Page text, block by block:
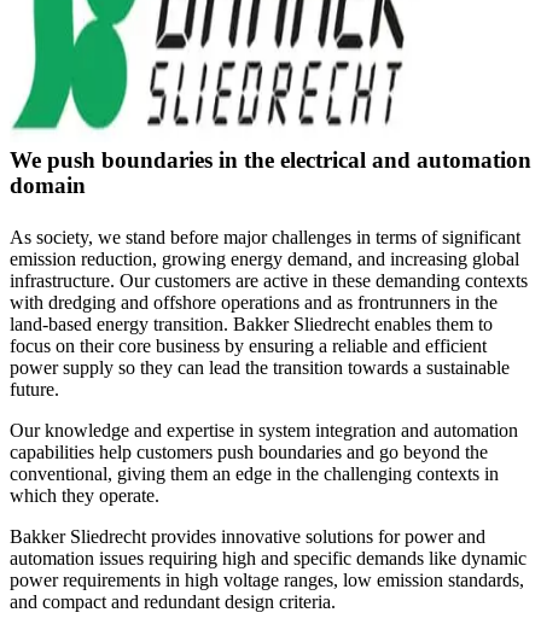
We push boundaries in the electrical and automation
domain
As society, we stand before major challenges in terms of significant
emission reduction, growing energy demand, and increasing global
infrastructure. Our customers are active in these demanding contexts
with dredging and offshore operations and as frontrunners in the
land-based energy transition. Bakker Sliedrecht enables them to
focus on their core business by ensuring a reliable and efficient
power supply so they can lead the transition towards a sustainable
future.
Our knowledge and expertise in system integration and automation
capabilities help customers push boundaries and go beyond the
conventional, giving them an edge in the challenging contexts in
which they operate.
Bakker Sliedrecht provides innovative solutions for power and
automation issues requiring high and specific demands like dynamic
power requirements in high voltage ranges, low emission standards,
and compact and redundant design criteria.